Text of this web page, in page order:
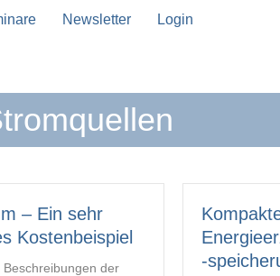
Newsletter Login
verfügbar sind, benutze die
– Ein sehr
Kostenbeispiel
Beschreibungen der
-
& Prime: Mit dem
steigt der Srombedarf.